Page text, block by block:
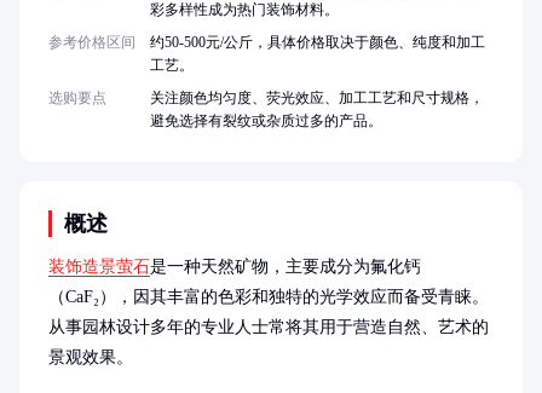
概述
装饰造景萤石是一种天然矿物，主要成分为氟化钙
（CaF₂），因其丰富的色彩和独特的光学效应而备受青睐。
从事园林设计多年的专业人士常将其用于营造自然、艺术的
景观效果。
彩多样性成为热门装饰材料。
参考价格区间
约50-500元/公斤，具体价格取决于颜色、纯度和加工
工艺。
选购要点
关注颜色均匀度、荧光效应、加工工艺和尺寸规格，
避免选择有裂纹或杂质过多的产品。